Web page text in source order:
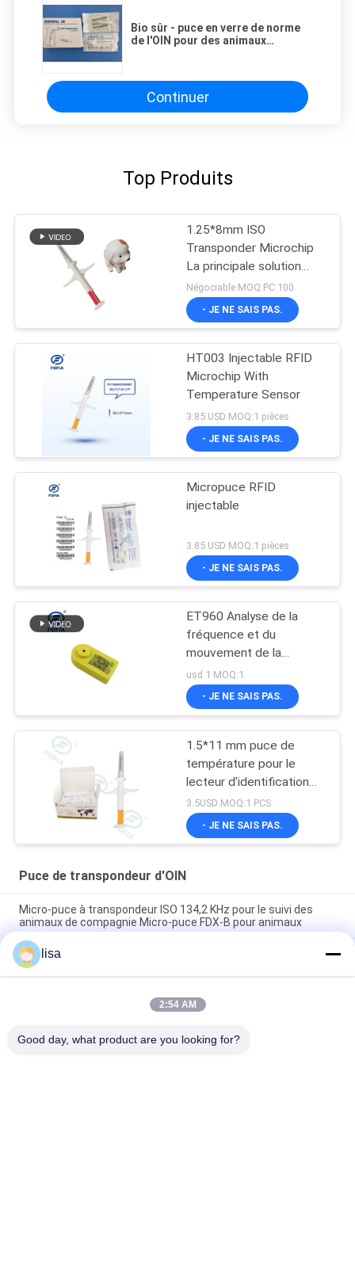
Bio sûr - puce en verre de norme
de l'OIN pour des animaux
Continuer
Top Produits
1.25*8mm ISO
Transponder Microchip
La principale solution
pour les besoins
d'identification
Négociable MOQ:PC 100
- JE NE SAIS PAS.
HT003 Injectable RFID
Microchip With
Temperature Sensor
3.85 USD MOQ:1 pièces
- JE NE SAIS PAS.
Micropuce RFID
injectable
3.85 USD MOQ:1 pièces
- JE NE SAIS PAS.
ET960 Analyse de la
fréquence et du
mouvement de la
démarche des animaux
usd 1 MOQ:1
- JE NE SAIS PAS.
1.5*11 mm puce de
température pour le
lecteur d'identification
des animaux et la
température corporelle
3.5USD MOQ:1 PCS
- JE NE SAIS PAS.
Puce de transpondeur d'OIN
Micro-puce à transpondeur ISO 134,2 KHz pour le suivi des
animaux de compagnie Micro-puce FDX-B pour animaux
La puce Rfid de norme de l'OIN étiquettent le transpondeur
injectable de Chips Animal Microchip Syringe For de puce
injectable de bétail
Étiquette micro-puce implantable pour le suivi des animaux
lisa
2:54 AM
Good day, what product are you looking for?